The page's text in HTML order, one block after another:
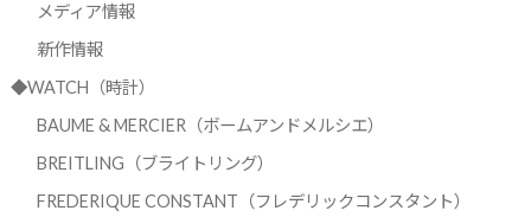
メディア情報
新作情報
◆WATCH（時計）
BAUME & MERCIER（ボームアンドメルシエ）
BREITLING（ブライトリング）
FREDERIQUE CONSTANT（フレデリックコンスタント）